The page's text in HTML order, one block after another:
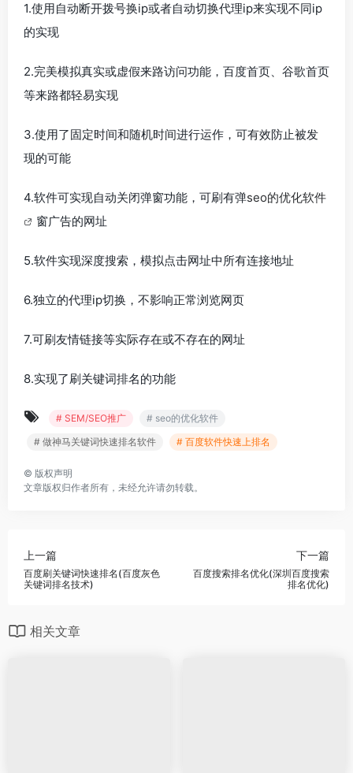
1.使用自动断开拨号换ip或者自动切换代理ip来实现不同ip
的实现
2.完美模拟真实或虚假来路访问功能，百度首页、谷歌首页
等来路都轻易实现
3.使用了固定时间和随机时间进行运作，可有效防止被发
现的可能
4.软件可实现自动关闭弹窗功能，可刷有弹seo的优化软件
窗广告的网址
5.软件实现深度搜索，模拟点击网址中所有连接地址
6.独立的代理ip切换，不影响正常浏览网页
7.可刷友情链接等实际存在或不存在的网址
8.实现了刷关键词排名的功能
# SEM/SEO推广
# seo的优化软件
# 做神马关键词快速排名软件
# 百度软件快速上排名
© 版权声明
文章版权归作者所有，未经允许请勿转载。
上一篇
百度刷关键词快速排名(百度灰色
关键词排名技术)
下一篇
百度搜索排名优化(深圳百度搜索
排名优化)
相关文章